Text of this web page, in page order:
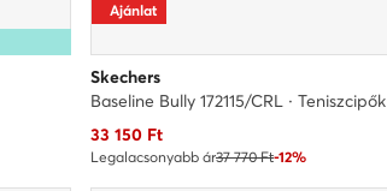
Ajánlat
Skechers
Baseline Bully 172115/CRL · Teniszcipők
Aktuális ár
33 150Ft
Legalacsonyabb ár37 770 Ft-12%